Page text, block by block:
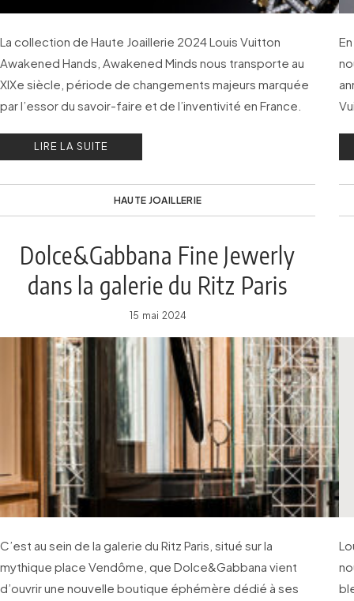
La collection de Haute Joaillerie 2024 Louis Vuitton
Awakened Hands, Awakened Minds nous transporte au
XIXe siècle, période de changements majeurs marquée
par l’essor du savoir-faire et de l’inventivité en France.
LIRE LA SUITE
HAUTE JOAILLERIE
Dolce&Gabbana Fine Jewerly
dans la galerie du Ritz Paris
15 mai 2024
C’est au sein de la galerie du Ritz Paris, situé sur la
mythique place Vendôme, que Dolce&Gabbana vient
d’ouvrir une nouvelle boutique éphémère dédié à ses